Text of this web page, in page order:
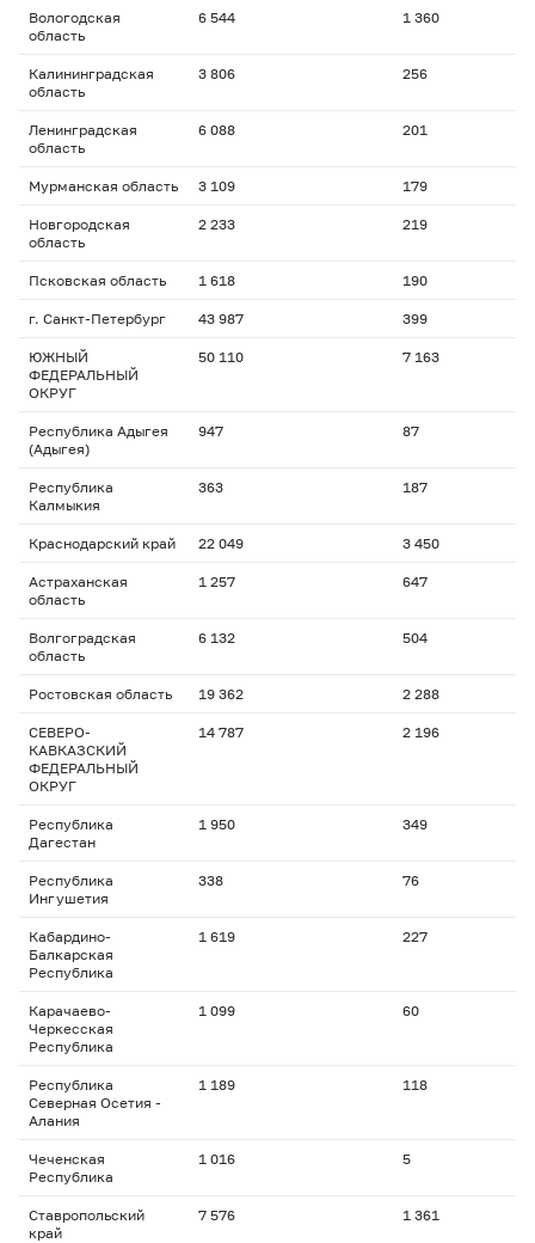
Вологодская
область
6 544 1 360
Калининградская
область
3 806 256
Ленинградская
область
6 088 201
Мурманская область 3 109 179
Новгородская
область
2 233 219
Псковская область 1 618 190
г. Санкт-Петербург 43 987 399
ЮЖНЫЙ
ФЕДЕРАЛЬНЫЙ
ОКРУГ
50 110 7 163
Республика Адыгея
(Адыгея)
947 87
Республика
Калмыкия
363 187
Краснодарский край 22 049 3 450
Астраханская
область
1 257 647
Волгоградская
область
6 132 504
Ростовская область 19 362 2 288
СЕВЕРО-
КАВКАЗСКИЙ
ФЕДЕРАЛЬНЫЙ
ОКРУГ
14 787 2 196
Республика
Дагестан
1 950 349
Республика
Ингушетия
338 76
Кабардино-
Балкарская
Республика
1 619 227
Карачаево-
Черкесская
Республика
1 099 60
Республика
Северная Осетия -
Алания
1 189 118
Чеченская
Республика
1 016 5
Ставропольский
край
7 576 1 361